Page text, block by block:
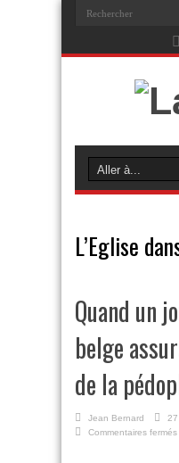
L’Eglise
Quand un
belge
de la
Jean Bernard
Commentaires fermés